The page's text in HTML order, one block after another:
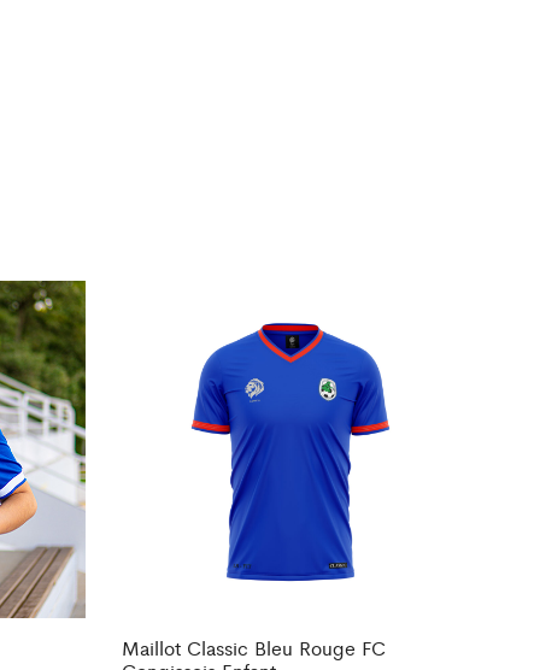
Maillot Classic Bleu Rouge FC